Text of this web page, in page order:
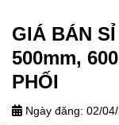
GIÁ BÁN
500mm,
PHỐI
Ngày đăng: 02/